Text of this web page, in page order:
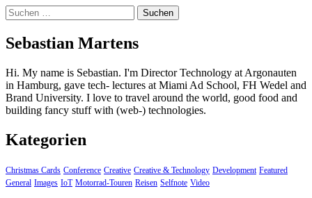
Suchen
nach:
Sebastian Martens
Hi. My name is Sebastian. I'm Director Technology at Argonauten
in Hamburg, gave tech- lectures at Miami Ad School, FH Wedel and
Brand University. I love to travel around the world, good food and
building fancy stuff with (web-) technologies.
Kategorien
Christmas Cards Conference Creative Creative & Technology Development Featured
General Images IoT Motorrad-Touren Reisen Selfnote Video